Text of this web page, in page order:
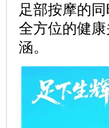
足部按摩的
全方位的健
涵。